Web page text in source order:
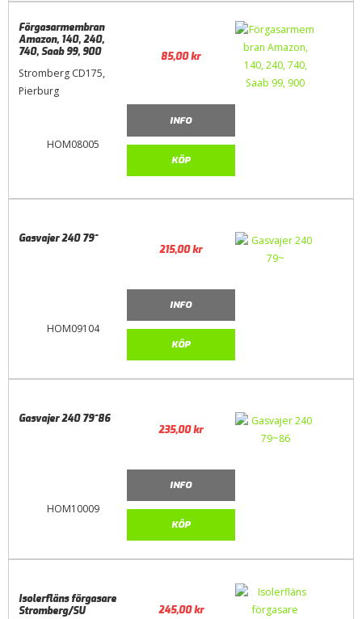
HOM08005
Förgasarmembran
Amazon, 140, 240,
740, Saab 99, 900
Stromberg CD175,
Pierburg
85,00kr
INFO
KÖP
HOM09104
Gasvajer 240 79~
215,00kr
INFO
KÖP
HOM10009
Gasvajer 240 79~86
235,00kr
INFO
KÖP
Isolerfläns förgasare
Stromberg/SU
245,00kr